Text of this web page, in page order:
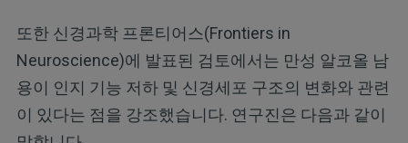
또한 신경과학 프론티어스(Frontiers in
Neuroscience)에 발표된 검토에서는 만성 알코올 남
용이 인지 기능 저하 및 신경세포 구조의 변화와 관련
이 있다는 점을 강조했습니다. 연구진은 다음과 같이